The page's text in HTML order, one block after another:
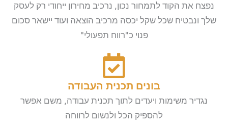
נפצח את הקוד לתמחור נכון, נרכיב מחירון ייחודי רק לעסק
שלך ונבטיח שכל שקל יכסה מרכיב הוצאה ועוד יישאר סכום
פנוי כ"רווח תפעולי"
בונים תכנית העבודה
נגדיר משימות ויעדים לתוך תכנית עבודה, משם אפשר
להספיק הכל ולנשום לרווחה